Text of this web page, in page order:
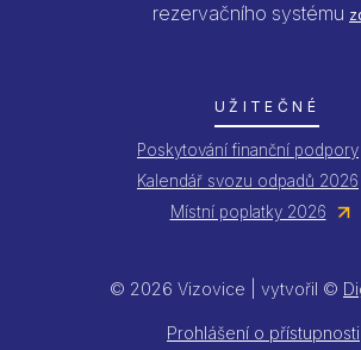
rezervačního systému
UŽITEČNÉ
Poskytování finanční podpory
Kalendář svozu odpadů 2026
Místní poplatky 2026
© 2026 Vizovice | vytvořil ©
Prohlášení o přístupnosti